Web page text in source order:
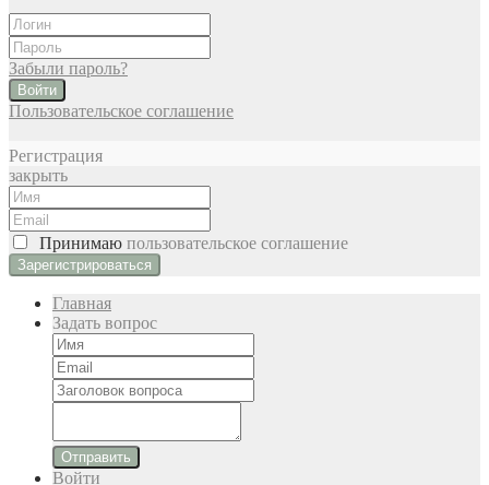
Забыли пароль?
Войти
Пользовательское соглашение
Регистрация
закрыть
Принимаю пользовательское соглашение
Главная
Задать вопрос
Отправить
Войти